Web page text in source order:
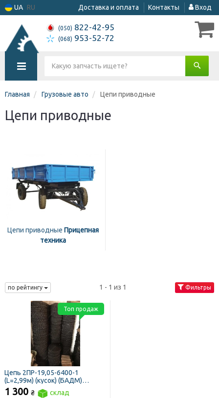
UA RU Доставка и оплата Контакты Вход
(050) 822-42-95
(068) 953-52-72
Главная Грузовые авто Цепи приводные
Цепи приводные
Цепи приводные Прицепная
техника
по рейтингу 1 - 1 из 1 Фильтры
Цепь 2ПР-19,05-6400-1
(L=2,99м) (кусок) (БАДМ)
приводная роликовая
1 300 ₴ склад
Топ продаж